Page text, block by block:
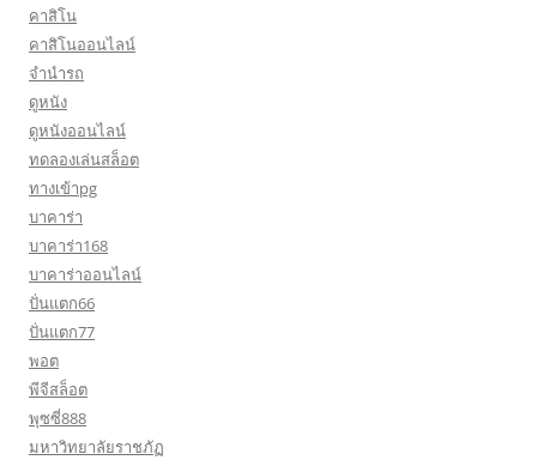
คาสิโน
คาสิโนออนไลน์
จำนำรถ
ดูหนัง
ดูหนังออนไลน์
ทดลองเล่นสล็อต
ทางเข้าpg
บาคาร่า
บาคาร่า168
บาคาร่าออนไลน์
ปั่นแตก66
ปั่นแตก77
พอต
พีจีสล็อต
พุซซี่888
มหาวิทยาลัยราชภัฏ